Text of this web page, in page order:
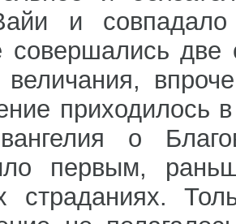
и
совершались
приходилось
о
первым,
страданиях.